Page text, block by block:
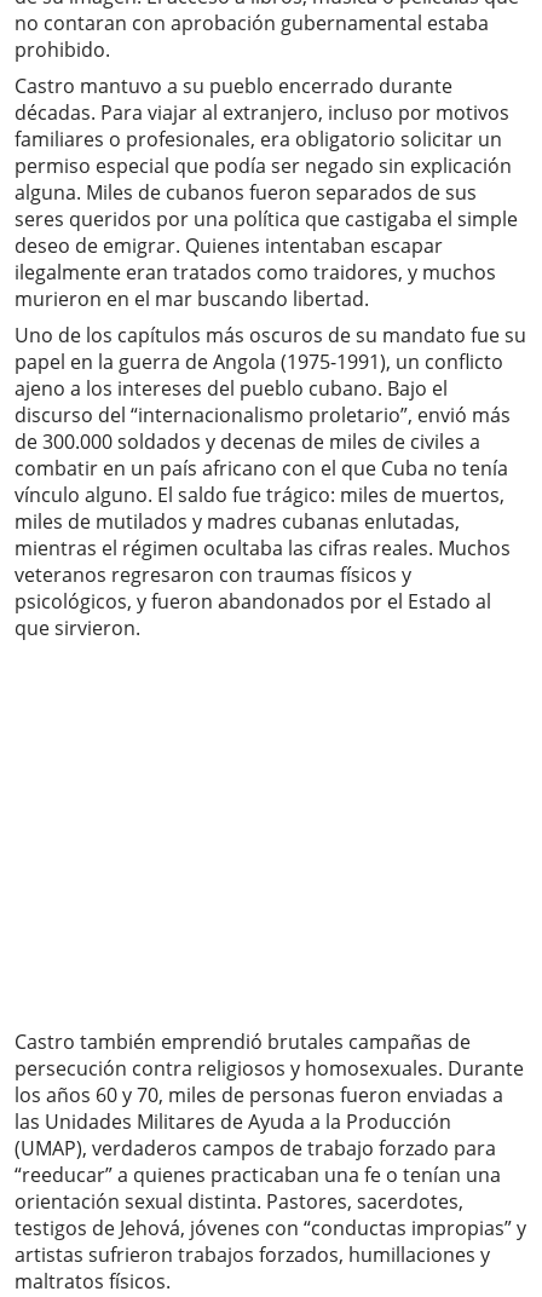
no contaran con aprobación gubernamental estaba
prohibido.
Castro mantuvo a su pueblo encerrado durante
décadas. Para viajar al extranjero, incluso por motivos
familiares o profesionales, era obligatorio solicitar un
permiso especial que podía ser negado sin explicación
alguna. Miles de cubanos fueron separados de sus
seres queridos por una política que castigaba el simple
deseo de emigrar. Quienes intentaban escapar
ilegalmente eran tratados como traidores, y muchos
murieron en el mar buscando libertad.
Uno de los capítulos más oscuros de su mandato fue su
papel en la guerra de Angola (1975-1991), un conflicto
ajeno a los intereses del pueblo cubano. Bajo el
discurso del “internacionalismo proletario”, envió más
de 300.000 soldados y decenas de miles de civiles a
combatir en un país africano con el que Cuba no tenía
vínculo alguno. El saldo fue trágico: miles de muertos,
miles de mutilados y madres cubanas enlutadas,
mientras el régimen ocultaba las cifras reales. Muchos
veteranos regresaron con traumas físicos y
psicológicos, y fueron abandonados por el Estado al
que sirvieron.
Castro también emprendió brutales campañas de
persecución contra religiosos y homosexuales. Durante
los años 60 y 70, miles de personas fueron enviadas a
las Unidades Militares de Ayuda a la Producción
(UMAP), verdaderos campos de trabajo forzado para
“reeducar” a quienes practicaban una fe o tenían una
orientación sexual distinta. Pastores, sacerdotes,
testigos de Jehová, jóvenes con “conductas impropias” y
artistas sufrieron trabajos forzados, humillaciones y
maltratos físicos.